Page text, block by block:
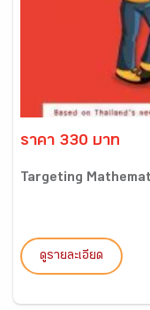
ราคา 330 บาท
Targeting
ดูรายละเอียด